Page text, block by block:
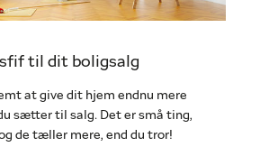
til dit boligsalg
at give dit hjem endnu mere
sætter til salg. Det er små ting,
de tæller mere, end du tror!